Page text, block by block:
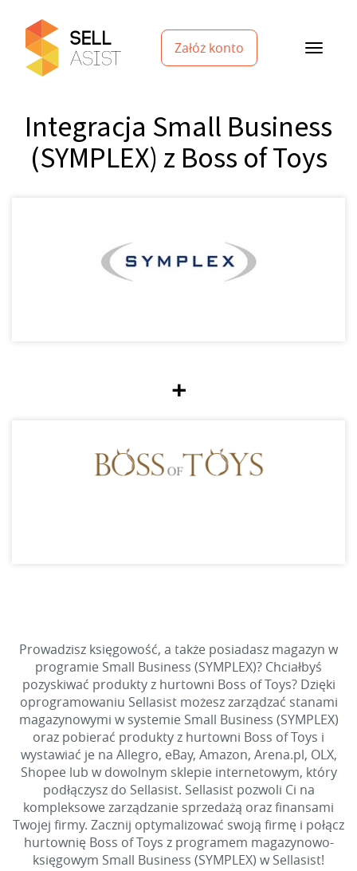
Załóż konto
Integracja Small Business
(SYMPLEX) z Boss of Toys
+
Prowadzisz księgowość, a także posiadasz magazyn w
programie Small Business (SYMPLEX)? Chciałbyś
pozyskiwać produkty z hurtowni Boss of Toys? Dzięki
oprogramowaniu Sellasist możesz zarządzać stanami
magazynowymi w systemie Small Business (SYMPLEX)
oraz pobierać produkty z hurtowni Boss of Toys i
wystawiać je na Allegro, eBay, Amazon, Arena.pl, OLX,
Shopee lub w dowolnym sklepie internetowym, który
podłączysz do Sellasist. Sellasist pozwoli Ci na
kompleksowe zarządzanie sprzedażą oraz finansami
Twojej firmy. Zacznij optymalizować swoją firmę i połącz
hurtownię Boss of Toys z programem magazynowo-
księgowym Small Business (SYMPLEX) w Sellasist!